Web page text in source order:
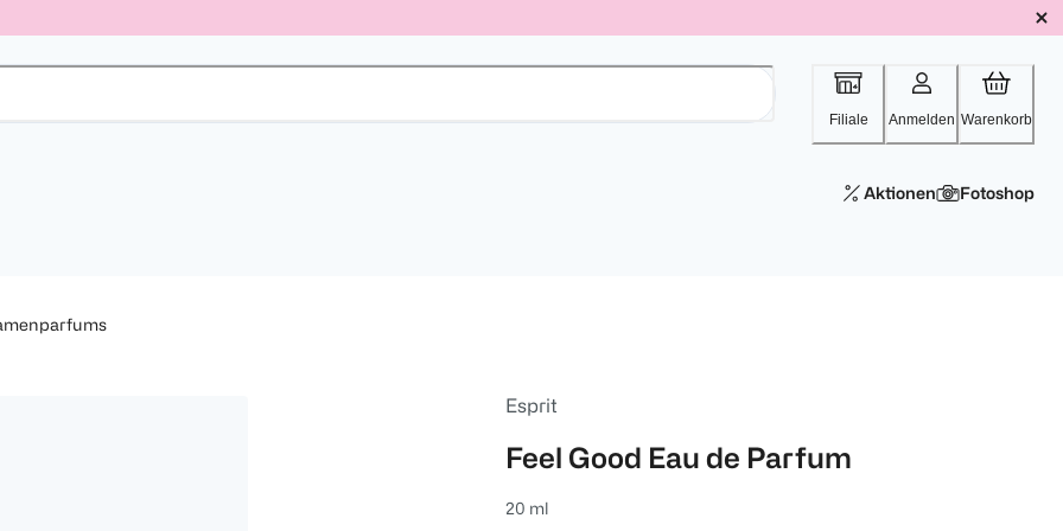
Filiale Anmelden Warenkorb
Aktionen Fotoshop
Esprit
Feel Good Eau de Parfum
20 ml